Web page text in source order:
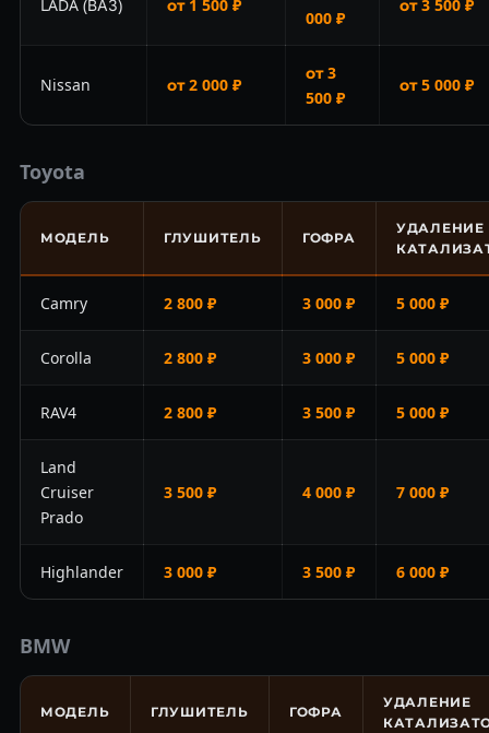
LADA (ВАЗ) от 1 500 ₽
000 ₽
от 3 500 ₽
Nissan от 2 000 ₽
от 3
500 ₽
от 5 000 ₽
Toyota
МОДЕЛЬ ГЛУШИТЕЛЬ ГОФРА
УДАЛЕНИЕ
Camry 2 800 ₽ 3 000 ₽ 5 000 ₽
Corolla 2 800 ₽ 3 000 ₽ 5 000 ₽
RAV4 2 800 ₽ 3 500 ₽ 5 000 ₽
Land
Cruiser
Prado
3 500 ₽ 4 000 ₽ 7 000 ₽
Highlander 3 000 ₽ 3 500 ₽ 6 000 ₽
BMW
МОДЕЛЬ ГЛУШИТЕЛЬ ГОФРА
УДАЛЕНИЕ